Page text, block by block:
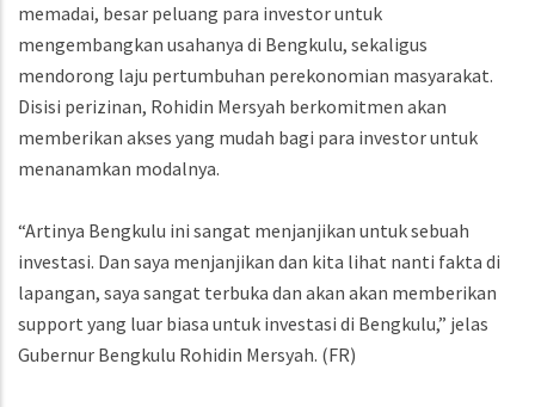
memadai, besar peluang para investor untuk
mengembangkan usahanya di Bengkulu, sekaligus
mendorong laju pertumbuhan perekonomian masyarakat.
Disisi perizinan, Rohidin Mersyah berkomitmen akan
memberikan akses yang mudah bagi para investor untuk
menanamkan modalnya.
“Artinya Bengkulu ini sangat menjanjikan untuk sebuah
investasi. Dan saya menjanjikan dan kita lihat nanti fakta di
lapangan, saya sangat terbuka dan akan akan memberikan
support yang luar biasa untuk investasi di Bengkulu,” jelas
Gubernur Bengkulu Rohidin Mersyah. (FR)